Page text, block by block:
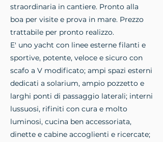
straordinaria in cantiere. Pronto alla
boa per visite e prova in mare. Prezzo
trattabile per pronto realizzo.
E' uno yacht con linee esterne filanti e
sportive, potente, veloce e sicuro con
scafo a V modificato; ampi spazi esterni
dedicati a solarium, ampio pozzetto e
larghi ponti di passaggio laterali; interni
lussuosi, rifiniti con cura e molto
luminosi, cucina ben accessoriata,
dinette e cabine accoglienti e ricercate;